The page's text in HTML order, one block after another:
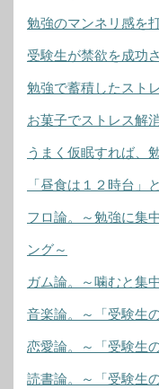
勉強のマンネリ感を
受験生が禁欲を成功
勉強で蓄積したスト
お菓子でストレス解
うまく仮眠すれば、
「昼食は１２時台」
フロ論。～勉強に集
ング～
ガム論。～噛むと集
音楽論。～「受験生
恋愛論。～「受験生
読書論。～「受験生